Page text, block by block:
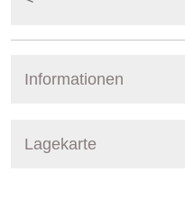
Informationen
Lagekarte